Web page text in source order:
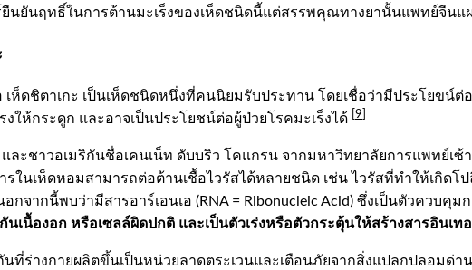
นยันฤทธิ์ในการต้านมะเร็งของเห็ดชนิดนี้แต่สรรพคุณทางยานั้นแพทย์จีน
อ เห็ดชิตาเกะ เป็นเห็ดชนิดหนึ่งที่คนนิยมรับประทาน โดยเชื่อว่ามีประโยข
งให้กระดูก และอาจเป็นประโยชน์ต่อผู้ป่วยโรคมะเร็งได้ 9
ละชาวอเมริกันชื่อเคนเน็ท ดับบริว โคแกรน จากมหาวิทยาลัยการแพทย์
ในเห็ดหอมสามารถต่อต้านเชื้อไวรัสได้หลายชนิด เช่น ไวรัสที่ทำให้เกิด
จากนี้พบว่ามีสารอาร์เอนเอ (RNA = Ribonucleic Acid) ซึ่งเป็นตัวควบ
เนื้องอก หรือเซลล์ผิดปกติ และเป็นตัวเร่งหรือตัวกระตุ้นให้สร้างสารอินเท
ที่ร่างกายผลิตขึ้นเป็นหน่วยลาดตระเวนและเตือนภัยจากสิ่งแปลกปลอมด่า